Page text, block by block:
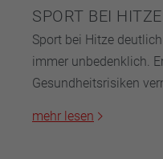
SPORT BEI HITZE
Sport bei Hitze
immer unbedenklich.
Gesundheitsrisiken
mehr lesen